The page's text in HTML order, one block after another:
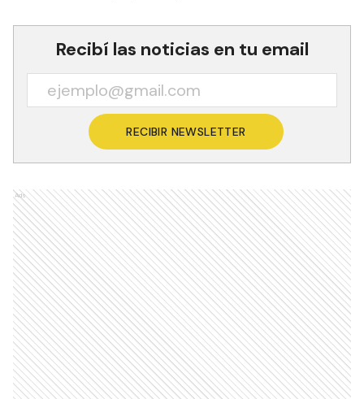
Recibí las noticias en tu email
RECIBIR NEWSLETTER
Ads